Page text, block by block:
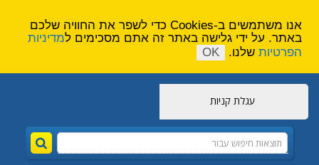
עגלת קניות
אנו משתמשים ב-Cookies כדי לשפר את החוויה שלכם
באתר. על ידי גלישה באתר זה אתם מסכימים למדיניות
הפרטיות שלנו. OK